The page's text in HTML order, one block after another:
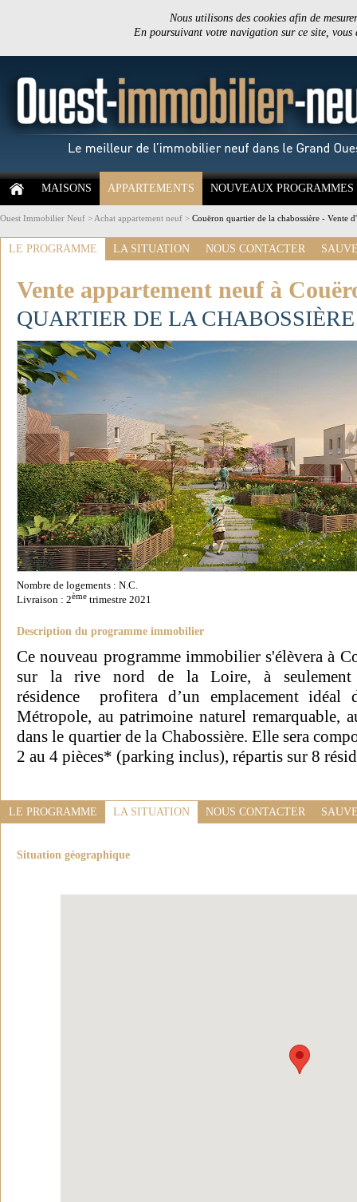
Nous utilisons des cookies afin de
En poursuivant votre navigation sur ce site,
MAISONS APPARTEMENTS NOUVEAUX PROGRAMMES
Ouest Immobilier Neuf > Achat appartement neuf > Couëron quartier de la chabossière - Vente
LE PROGRAMME LA SITUATION NOUS CONTACTER
Vente appartement neuf à
QUARTIER DE LA CHABOSSIÈRE
Nombre de logements : N.C.
Livraison : 2ème trimestre 2021
Description du programme immobilier
Ce nouveau programme immobilier s'élèvera à
sur la rive nord de la Loire, à
résidence profitera d’un emplacement idéal
Métropole, au patrimoine naturel remarquable,
dans le quartier de la Chabossière. Elle sera
2 au 4 pièces* (parking inclus), répartis sur 8
LE PROGRAMME LA SITUATION NOUS CONTACTER
Situation géographique